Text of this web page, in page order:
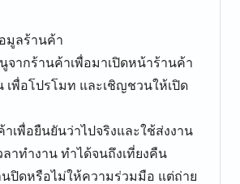
มูลร้านค้า
จากร้านค้าเพื่อมาเปิดหน้าร้านค้า
เพื่อโปรโมท และเชิญชวนให้เปิด
าเพื่อยืนยันว่าไปจริงและใช้ส่งงาน
าทำงาน ทำได้จนถึงเที่ยงคืน
ปิดหรือไม่ให้ความร่วมมือ แต่ถ่าย